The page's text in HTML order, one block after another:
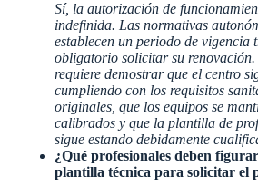
Sí, la autorización de
indefinida. Las normativas
establecen un periodo de vigencia
obligatorio solicitar su renovación.
requiere demostrar que el centro
cumpliendo con los requisitos
originales, que los equipos se
calibrados y que la plantilla de
sigue estando debidamente
¿Qué profesionales deben
plantilla técnica para solicitar el